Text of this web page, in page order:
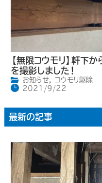
【無限コウモリ】軒下
を撮影しました！
お知らせ,
コウモリ駆除
2021/9/22
最新の記事